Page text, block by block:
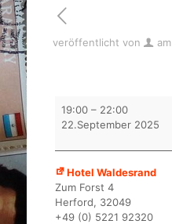
veröffentlicht von am
BMG
Herford
19:00 – 22:00
22.September 2025
Hotel Waldesrand
Zum Forst 4
Herford, 32049
+49 (0) 5221 92320